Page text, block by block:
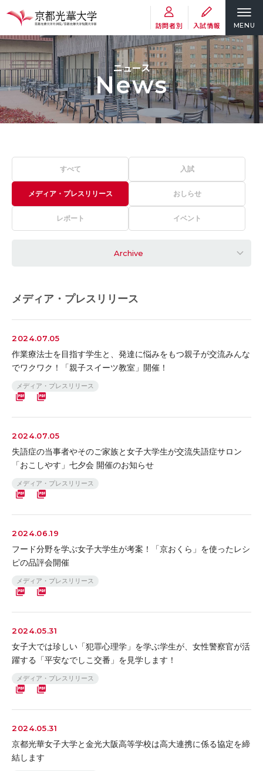
訪問者別 入試情報 MENU
ニュース
News
すべて 入試
メディア・プレスリリース おしらせ
レポート イベント
Archive
メディア・プレスリリース
2024.07.05
作業療法士を目指す学生と、発達に悩みをもつ親子が交流みんな
でワクワク！「親子スイーツ教室」開催！
メディア・プレスリリース
2024.07.05
失語症の当事者やそのご家族と女子大学生が交流失語症サロン
「おこしやす」七夕会 開催のお知らせ
メディア・プレスリリース
2024.06.19
フード分野を学ぶ女子大学生が考案！「京おくら」を使ったレシ
ピの品評会開催
メディア・プレスリリース
2024.05.31
女子大では珍しい「犯罪心理学」を学ぶ学生が、女性警察官が活
躍する「平安なでしこ交番」を見学します！
メディア・プレスリリース
2024.05.31
京都光華女子大学と金光大阪高等学校は高大連携に係る協定を締
結します